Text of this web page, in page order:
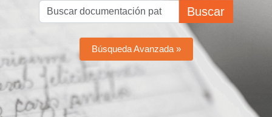
Buscar
Búsqueda Avanzada »